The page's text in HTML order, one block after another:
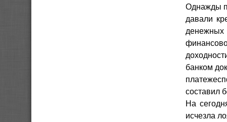
Однажды
давали
денежных
банком
составил
На
исчезла